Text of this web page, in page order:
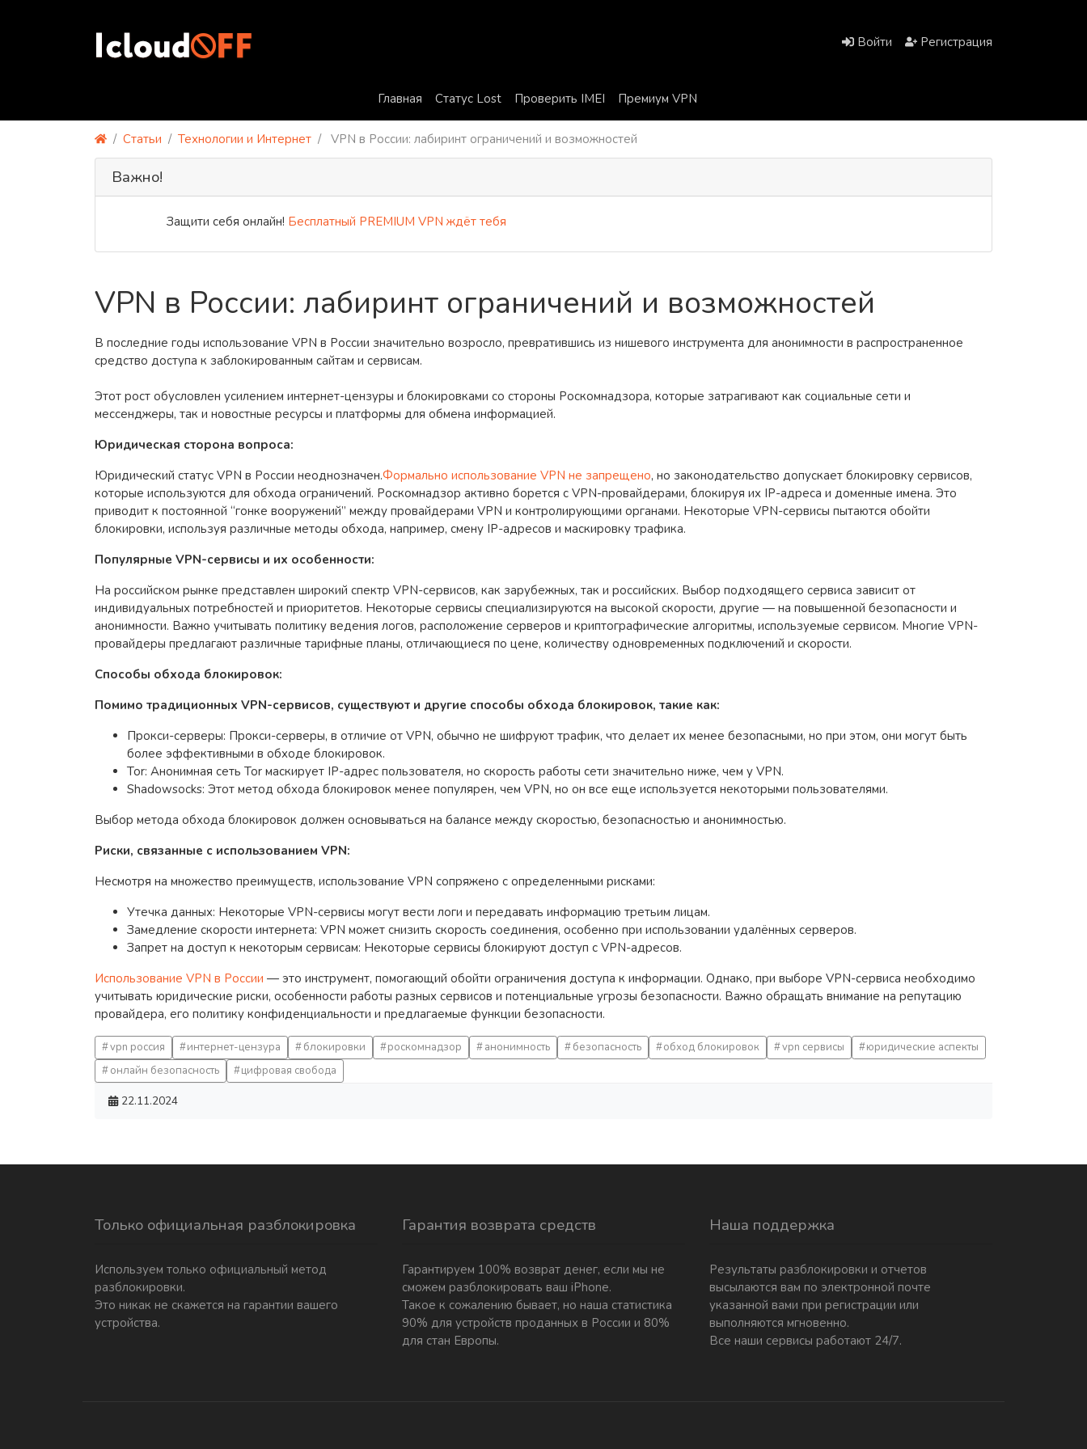
Войти Регистрация
Главная Статус Lost Проверить IMEI Премиум VPN
Статьи Технологии и Интернет VPN в России: лабиринт ограничений и возможностей
Важно!
Защити себя онлайн!Бесплатный PREMIUM VPN ждёт тебя
VPN в России: лабиринт ограничений и возможностей
В последние годы использование VPN в России значительно возросло, превратившись из нишевого инструмента для анонимности в распространенное
средство доступа к заблокированным сайтам и сервисам.
Этот рост обусловлен усилением интернет-цензуры и блокировками со стороны Роскомнадзора, которые затрагивают как социальные сети и
мессенджеры, так и новостные ресурсы и платформы для обмена информацией.
Юридическая сторона вопроса:
Юридический статус VPN в России неоднозначен.Формально использование VPN не запрещено, но законодательство допускает блокировку сервисов,
которые используются для обхода ограничений. Роскомнадзор активно борется с VPN-провайдерами, блокируя их IP-адреса и доменные имена. Это
приводит к постоянной “гонке вооружений” между провайдерами VPN и контролирующими органами. Некоторые VPN-сервисы пытаются обойти
блокировки, используя различные методы обхода, например, смену IP-адресов и маскировку трафика.
Популярные VPN-сервисы и их особенности:
На российском рынке представлен широкий спектр VPN-сервисов, как зарубежных, так и российских. Выбор подходящего сервиса зависит от
индивидуальных потребностей и приоритетов. Некоторые сервисы специализируются на высокой скорости, другие — на повышенной безопасности и
анонимности. Важно учитывать политику ведения логов, расположение серверов и криптографические алгоритмы, используемые сервисом. Многие VPN-
провайдеры предлагают различные тарифные планы, отличающиеся по цене, количеству одновременных подключений и скорости.
Способы обхода блокировок:
Помимо традиционных VPN-сервисов, существуют и другие способы обхода блокировок, такие как:
Прокси-серверы: Прокси-серверы, в отличие от VPN, обычно не шифруют трафик, что делает их менее безопасными, но при этом, они могут быть
более эффективными в обходе блокировок.
Tor: Анонимная сеть Tor маскирует IP-адрес пользователя, но скорость работы сети значительно ниже, чем у VPN.
Shadowsocks: Этот метод обхода блокировок менее популярен, чем VPN, но он все еще используется некоторыми пользователями.
Выбор метода обхода блокировок должен основываться на балансе между скоростью, безопасностью и анонимностью.
Риски, связанные с использованием VPN:
Несмотря на множество преимуществ, использование VPN сопряжено с определенными рисками:
Утечка данных: Некоторые VPN-сервисы могут вести логи и передавать информацию третьим лицам.
Замедление скорости интернета: VPN может снизить скорость соединения, особенно при использовании удалённых серверов.
Запрет на доступ к некоторым сервисам: Некоторые сервисы блокируют доступ с VPN-адресов.
Использование VPN в России — это инструмент, помогающий обойти ограничения доступа к информации. Однако, при выборе VPN-сервиса необходимо
учитывать юридические риски, особенности работы разных сервисов и потенциальные угрозы безопасности. Важно обращать внимание на репутацию
провайдера, его политику конфиденциальности и предлагаемые функции безопасности.
vpn россия интернет-цензура блокировки роскомнадзор анонимность безопасность обход блокировок vpn сервисы
юридические аспекты
онлайн безопасность
цифровая свобода
22.11.2024
Только официальная разблокировка
Используем только официальный метод
разблокировки.
Это никак не скажется на гарантии вашего
устройства.
Гарантия возврата средств
Гарантируем 100% возврат денег, если мы не
сможем разблокировать ваш iPhone.
Такое к сожалению бывает, но наша статистика
90% для устройств проданных в России и 80%
для стан Европы.
Наша поддержка
Результаты разблокировки и отчетов
высылаются вам по электронной почте
указанной вами при регистрации или
выполняются мгновенно.
Все наши сервисы работают 24/7.